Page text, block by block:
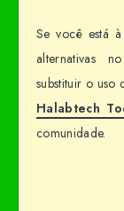
Se você está
alternativas
substituir o uso
Halabtech
comunidade.